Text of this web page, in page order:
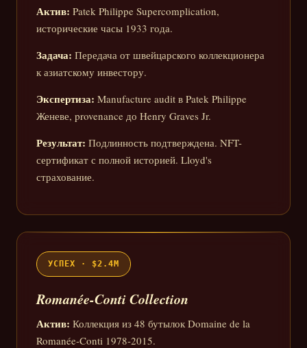
Актив: Patek Philippe Supercomplication,
исторические часы 1933 года.
Задача: Передача от швейцарского коллекционера
к азиатскому инвестору.
Экспертиза: Manufacture audit в Patek Philippe
Женеве, provenance до Henry Graves Jr.
Результат: Подлинность подтверждена. NFT-
сертификат с полной историей. Lloyd's
страхование.
УСПЕХ · $2.4M
Romanée-Conti Collection
Актив: Коллекция из 48 бутылок Domaine de la
Romanée-Conti 1978-2015.